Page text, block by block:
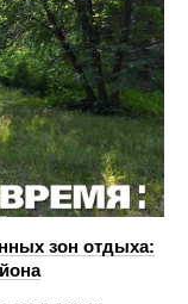
зон отдыха: